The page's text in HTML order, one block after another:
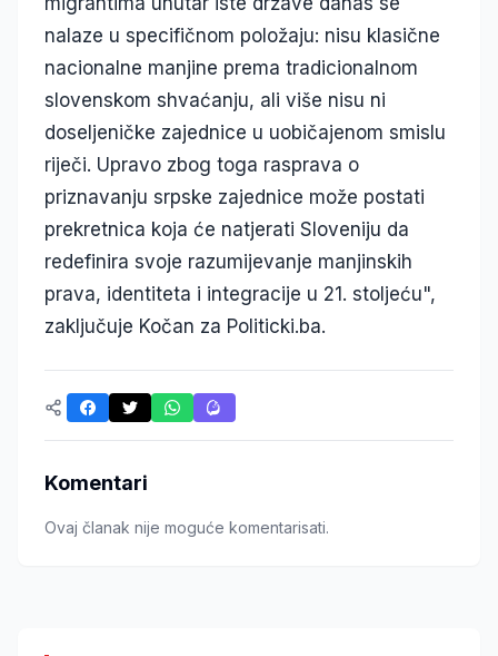
nalaze u specifičnom položaju: nisu klasične
nacionalne manjine prema tradicionalnom
slovenskom shvaćanju, ali više nisu ni
doseljeničke zajednice u uobičajenom smislu
riječi. Upravo zbog toga rasprava o
priznavanju srpske zajednice može postati
prekretnica koja će natjerati Sloveniju da
redefinira svoje razumijevanje manjinskih
prava, identiteta i integracije u 21. stoljeću",
zaključuje Kočan za Politicki.ba.
Komentari
Ovaj članak nije moguće komentarisati.